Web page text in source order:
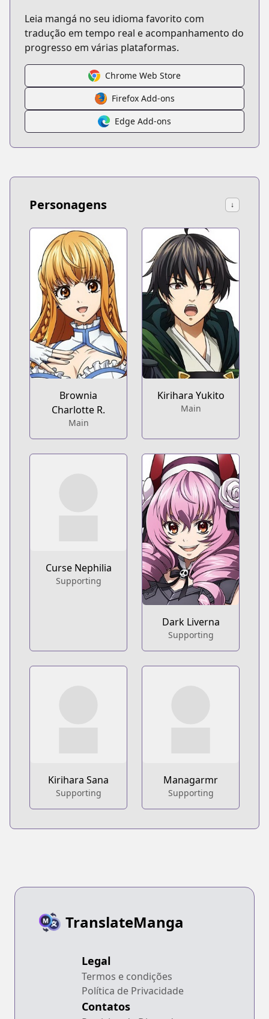
Leia mangá no seu idioma favorito com
tradução em tempo real e acompanhamento do
progresso em várias plataformas.
Chrome Web Store
Firefox Add-ons
Edge Add-ons
Personagens ↓
Brownia
Charlotte R.
Main
Kirihara Yukito
Main
Curse Nephilia
Supporting
Dark Liverna
Supporting
Kirihara Sana
Supporting
Managarmr
Supporting
TranslateManga
Legal
Termos e condições
Política de Privacidade
Contatos